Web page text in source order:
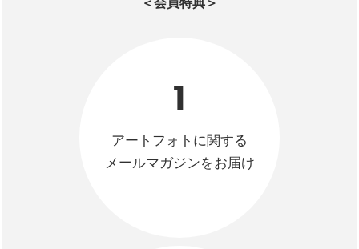
1
アートフォトに関する
メールマガジンをお届け